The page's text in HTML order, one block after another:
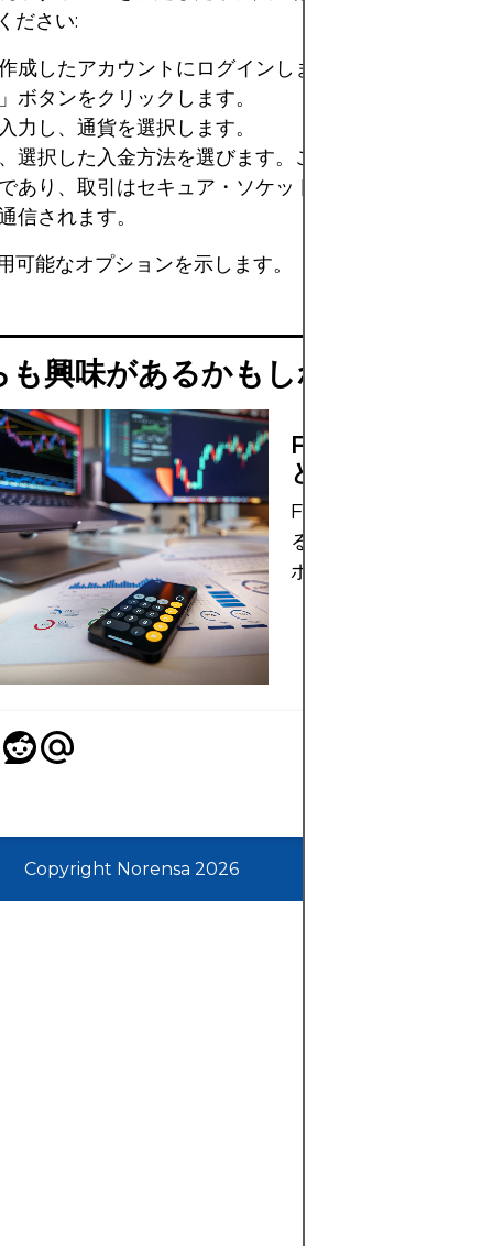
ださい:
成したアカウントにログインします。
ボタンをクリックします。
力し、通貨を選択します。
選択した入金方法を選びます。これは安全でプライ
あり、取引はセキュア・ソケット・レイヤー（SSL
信されます。
可能なオプションを示します。
興味があるかもしれません
FXGTのボーナス
とめ
FXGTでボーナスを受
るには？現在提供し
ボーナスを徹底解説！
Copyright Norensa 2026